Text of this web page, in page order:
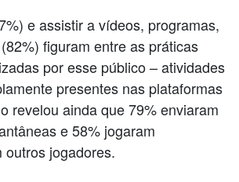
e assistir a vídeos, programas,
figuram entre as práticas
por esse público – atividades
presentes nas plataformas
revelou ainda que 79% enviaram
e 58% jogaram
jogadores.